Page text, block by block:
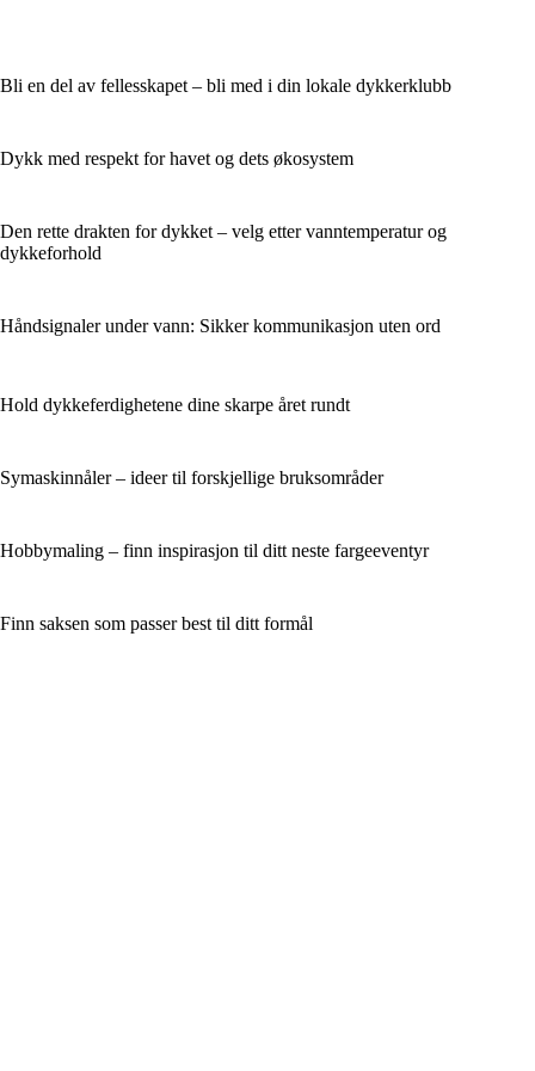
Bli en del av fellesskapet – bli med i din lokale dykkerklubb
Dykk med respekt for havet og dets økosystem
Den rette drakten for dykket – velg etter vanntemperatur og
dykkeforhold
Håndsignaler under vann: Sikker kommunikasjon uten ord
Hold dykkeferdighetene dine skarpe året rundt
Symaskinnåler – ideer til forskjellige bruksområder
Hobbymaling – finn inspirasjon til ditt neste fargeeventyr
Finn saksen som passer best til ditt formål